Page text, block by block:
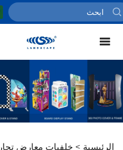
الرئيسية > خلفيات معارض تجارية